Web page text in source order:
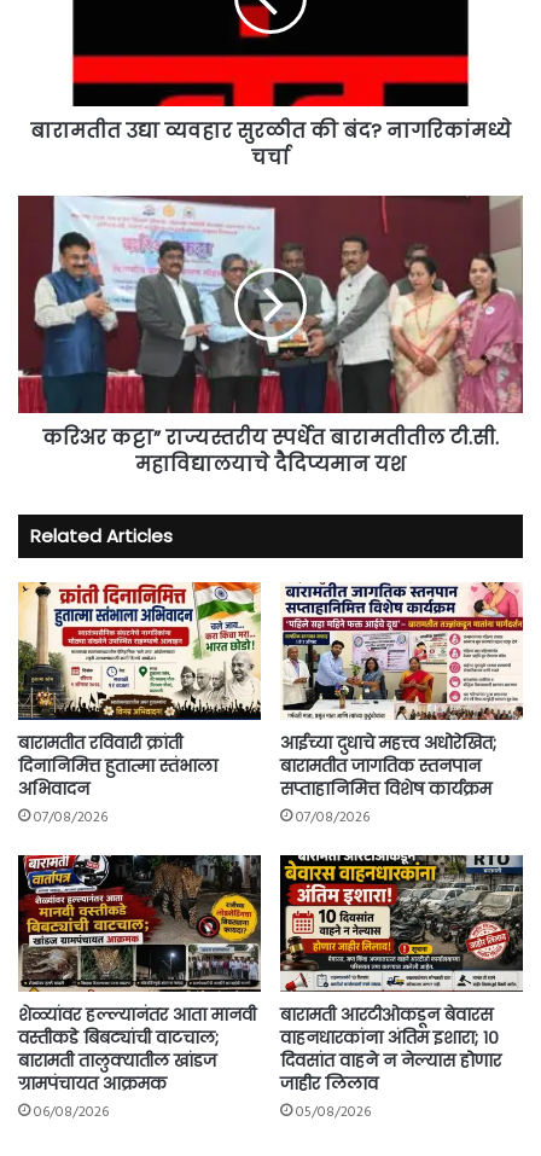
नागरिकांमध्ये
बारामतीत उद्या व्यवहार सुरळीत की बंद? नागरिकांमध्ये
चर्चा
राज्यस्तरीय
स्पर्धेत
बारामतीतील
टी.सी.
महाविद्यालयाचे
दैदिप्यमान
यश
करिअर कट्टा” राज्यस्तरीय स्पर्धेत बारामतीतील टी.सी.
महाविद्यालयाचे दैदिप्यमान यश
Related Articles
बारामतीत रविवारी क्रांती
दिनानिमित्त हुतात्मा स्तंभाला
अभिवादन
07/08/2026
आईच्या दुधाचे महत्त्व अधोरेखित;
बारामतीत जागतिक स्तनपान
सप्ताहानिमित्त विशेष कार्यक्रम
07/08/2026
शेळ्यांवर हल्ल्यानंतर आता मानवी
वस्तीकडे बिबट्यांची वाटचाल;
बारामती तालुक्यातील खांडज
ग्रामपंचायत आक्रमक
06/08/2026
बारामती आरटीओकडून बेवारस
वाहनधारकांना अंतिम इशारा; १०
दिवसांत वाहने न नेल्यास होणार
जाहीर लिलाव
05/08/2026